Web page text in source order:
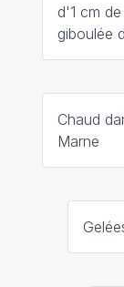
d'1 cm
giboulée
Chaud
Marne